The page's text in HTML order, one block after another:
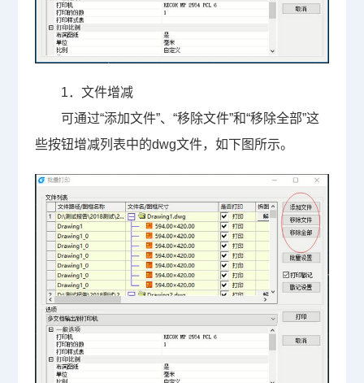
1．文件增减
可通过“添加文件”、“移除文件”和“移除全部”这
些按钮增减列表中的dwg文件，如下图所示。